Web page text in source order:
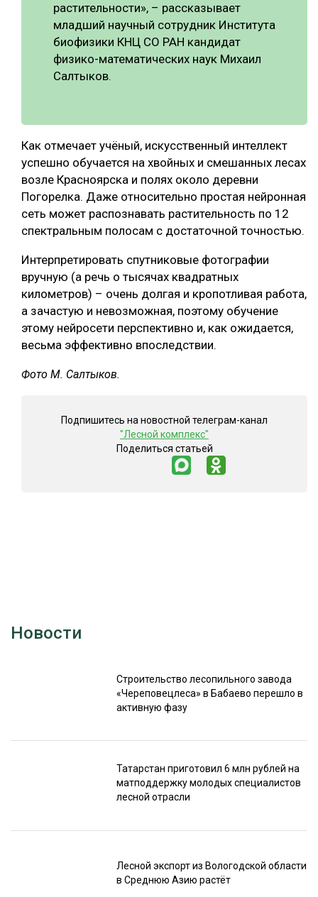
растительности», – рассказывает
младший научный сотрудник Института
биофизики КНЦ СО РАН кандидат
физико-математических наук Михаил
Салтыков.
Как отмечает учёный, искусственный интеллект
успешно обучается на хвойных и смешанных лесах
возле Красноярска и полях около деревни
Погорелка. Даже относительно простая нейронная
сеть может распознавать растительность по 12
спектральным полосам с достаточной точностью.
Интерпретировать спутниковые фотографии
вручную (а речь о тысячах квадратных
километров) – очень долгая и кропотливая работа,
а зачастую и невозможная, поэтому обучение
этому нейросети перспективно и, как ожидается,
весьма эффективно впоследствии.
Фото М. Салтыков.
Подпишитесь на новостной телеграм-канал
"Лесной комплекс"
Поделиться статьей
Новости
Строительство лесопильного завода
«Череповецлеса» в Бабаево перешло в
активную фазу
Татарстан приготовил 6 млн рублей на
матподдержку молодых специалистов
лесной отрасли
Лесной экспорт из Вологодской области
в Среднюю Азию растёт